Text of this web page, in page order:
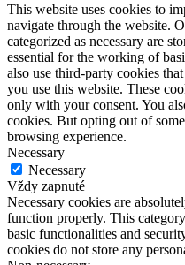
This website uses cookies to
navigate through the website.
categorized as necessary are
essential for the working of
also use third-party cookies
you use this website. These
only with your consent. You
cookies. But opting out of
browsing experience.
Necessary
Necessary
Vždy zapnuté
Necessary cookies are
function properly. This
basic functionalities and
cookies do not store any